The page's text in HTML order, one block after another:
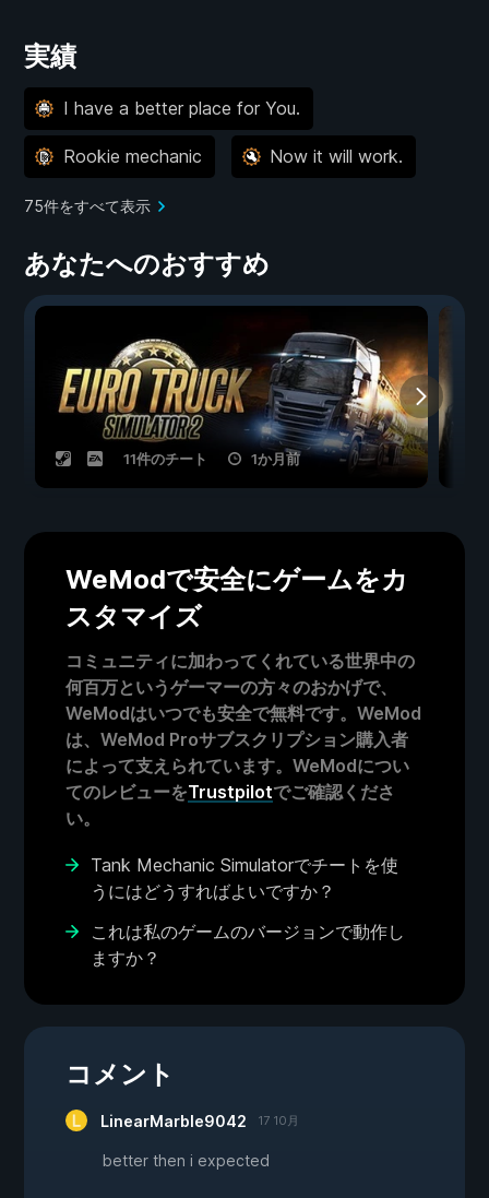
実績
I have a better place for You.
Rookie mechanic Now it will work.
75件をすべて表示
あなたへのおすすめ
11件のチート 1か月前
WeModで安全にゲームをカ
スタマイズ
コミュニティに加わってくれている世界中の
何百万というゲーマーの方々のおかげで、
WeModはいつでも安全で無料です。WeMod
は、WeMod Proサブスクリプション購入者
によって支えられています。WeModについ
てのレビューをTrustpilotでご確認くださ
い。
Tank Mechanic Simulatorでチートを使
うにはどうすればよいですか？
これは私のゲームのバージョンで動作し
ますか？
コメント
LinearMarble9042 17 10月
better then i expected